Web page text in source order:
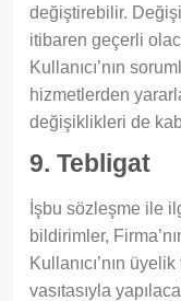
değiştirebilir.
itibaren geçerli
Kullanıcı’nın
hizmetlerden
değişiklikleri de
9. Tebligat
İşbu sözleşme ile
bildirimler,
Kullanıcı’nın
vasıtasıyla